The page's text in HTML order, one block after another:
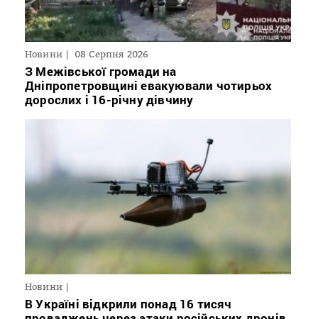
Новини 08 Серпня 2026
З Межівської громади на
Дніпропетровщині евакуювали чотирьох
дорослих і 16-річну дівчину
Новини
В Україні відкрили понад 16 тисяч